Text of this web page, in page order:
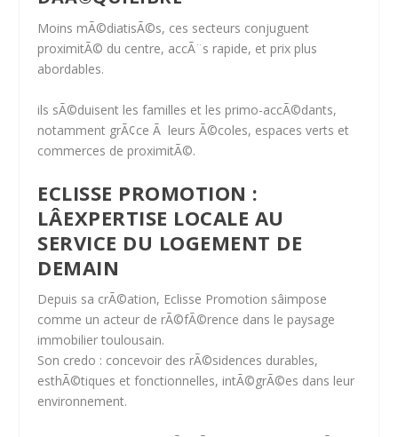
Moins mÃ©diatisÃ©s, ces secteurs conjuguent
proximitÃ© du centre, accÃ¨s rapide, et prix plus
abordables.
ils sÃ©duisent les familles et les primo-accÃ©dants,
notamment grÃ¢ce Ã leursÃ©coles, espaces verts et
commerces de proximitÃ©.
ECLISSE PROMOTION :
LÂEXPERTISE LOCALE AU
SERVICE DU LOGEMENT DE
DEMAIN
Depuis sa crÃ©ation, Eclisse Promotion sâimpose
comme un acteur de rÃ©fÃ©rence dans le paysage
immobilier toulousain.
Son credo : concevoir des rÃ©sidences durables,
esthÃ©tiques et fonctionnelles, intÃ©grÃ©es dans leur
environnement.